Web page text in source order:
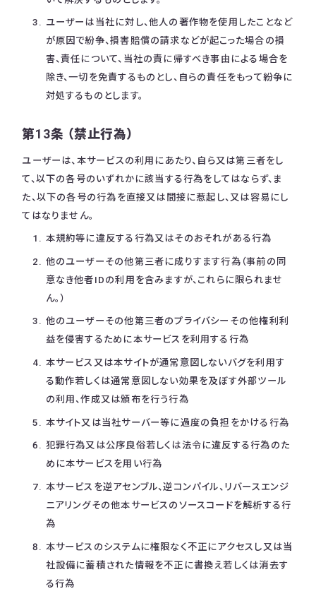
ユーザーは当社に対し、他人の著作物を使用したことなど
が原因で紛争、損害賠償の請求などが起こった場合の損
害、責任について、当社の責に帰すべき事由による場合を
除き、一切を免責するものとし、自らの責任をもって紛争に
対処するものとします。
第13条 （禁止行為）
ユーザーは、本サービスの利用にあたり、自ら又は第三者をし
て、以下の各号のいずれかに該当する行為をしてはならず、ま
た、以下の各号の行為を直接又は間接に惹起し、又は容易にし
てはなりません。
本規約等に違反する行為又はそのおそれがある行為
他のユーザーその他第三者に成りすます行為（事前の同
意なき他者IDの利用を含みますが、これらに限られませ
ん。）
他のユーザーその他第三者のプライバシーその他権利利
益を侵害するために本サービスを利用する行為
本サービス又は本サイトが通常意図しないバグを利用す
る動作若しくは通常意図しない効果を及ぼす外部ツール
の利用、作成又は頒布を行う行為
本サイト又は当社サーバー等に過度の負担をかける行為
犯罪行為又は公序良俗若しくは法令に違反する行為のた
めに本サービスを用い行為
本サービスを逆アセンブル、逆コンパイル、リバースエンジ
ニアリングその他本サービスのソースコードを解析する行
為
本サービスのシステムに権限なく不正にアクセスし又は当
社設備に蓄積された情報を不正に書換え若しくは消去す
る行為